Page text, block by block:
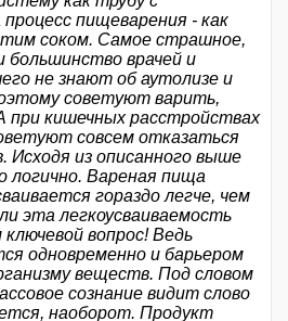
пищеварения - как
соком. Самое страшное,
врачей и
не знают об аутолизе и
советуют варить,
кишечных расстройствах
совсем отказаться
Исходя из описанного выше
логично. Вареная пища
гораздо легче, чем
эта легкоусваиваемость
вопрос! Ведь
одновременно и барьером
веществ. Под словом
сознание видит слово
наоборот. Продукт